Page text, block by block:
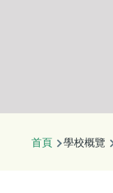
航
首頁 學校概覽